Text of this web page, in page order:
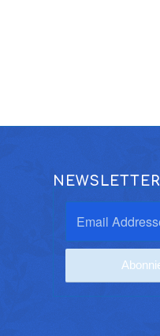
NEWSLETTER